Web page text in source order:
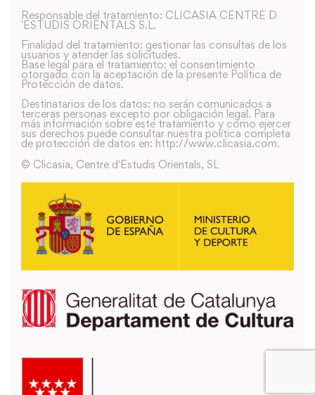
Responsable del tratamiento: CLICASIA CENTRE D
´ESTUDIS ORIENTALS S.L.
Finalidad del tratamiento: gestionar las consultas de los
usuarios y atender las solicitudes.
Base legal para el tratamiento: el consentimiento
otorgado con la aceptación de la presente Política de
Protección de datos.
Destinatarios de los datos: no serán comunicados a
terceras personas excepto por obligación legal. Para
más información sobre este tratamiento y como ejercer
sus derechos puede consultar nuestra política completa
de protección de datos en: http://www.clicasia.com.
© Clicasia, Centre d'Estudis Orientals, SL